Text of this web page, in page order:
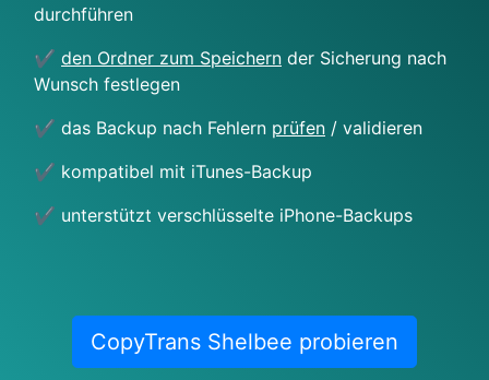
durchführen
✔️ den Ordner zum Speichern der Sicherung nach
Wunsch festlegen
✔️ das Backup nach Fehlern prüfen / validieren
✔️ kompatibel mit iTunes-Backup
✔️ unterstützt verschlüsselte iPhone-Backups
CopyTrans Shelbee probieren